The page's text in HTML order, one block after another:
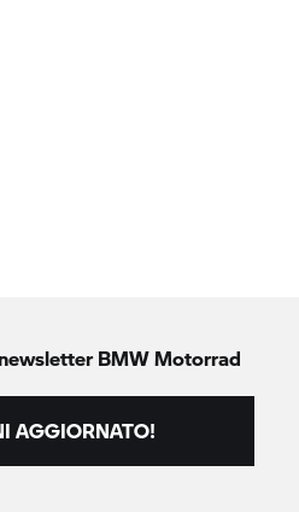
BMW Motorrad
AGGIORNATO!